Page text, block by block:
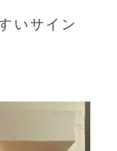
いサイン